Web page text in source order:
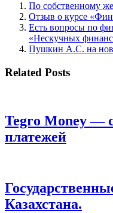
По собственному
Отзыв о курсе
Есть вопросы по
«Нескучных
Пушкин А.С. на
Related Posts
Tegro Money —
платежей
Казахстана.